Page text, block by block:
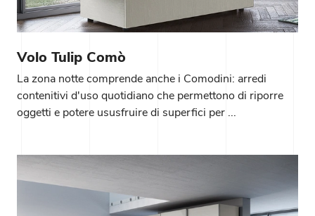
Volo Tulip Comò
La zona notte comprende anche i Comodini: arredi
contenitivi d'uso quotidiano che permettono di riporre
oggetti e potere ususfruire di superfici per ...